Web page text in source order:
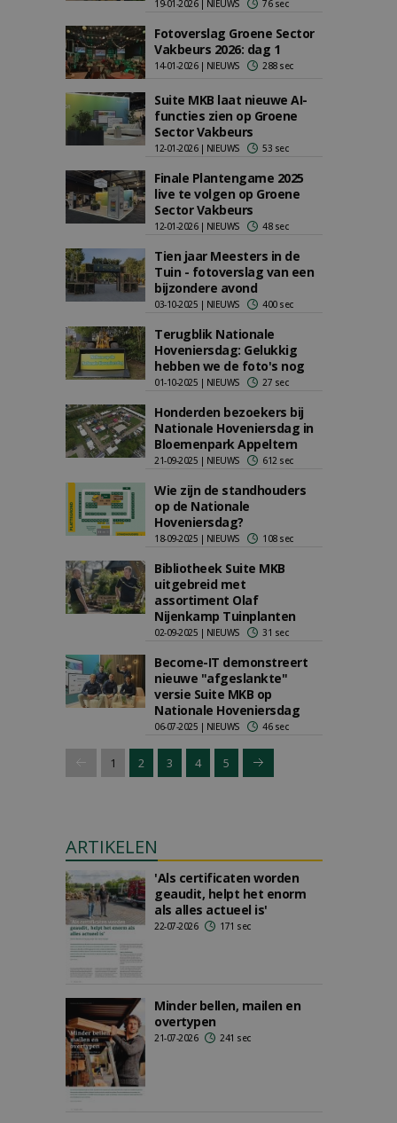
19-01-2026 | NIEUWS 76 sec
Fotoverslag Groene Sector
Vakbeurs 2026: dag 1
14-01-2026 | NIEUWS 288 sec
Suite MKB laat nieuwe AI-
functies zien op Groene
Sector Vakbeurs
12-01-2026 | NIEUWS 53 sec
Finale Plantengame 2025
live te volgen op Groene
Sector Vakbeurs
12-01-2026 | NIEUWS 48 sec
Tien jaar Meesters in de
Tuin - fotoverslag van een
bijzondere avond
03-10-2025 | NIEUWS 400 sec
Terugblik Nationale
Hoveniersdag: Gelukkig
hebben we de foto's nog
01-10-2025 | NIEUWS 27 sec
Honderden bezoekers bij
Nationale Hoveniersdag in
Bloemenpark Appeltern
21-09-2025 | NIEUWS 612 sec
Wie zijn de standhouders
op de Nationale
Hoveniersdag?
18-09-2025 | NIEUWS 108 sec
Bibliotheek Suite MKB
uitgebreid met
assortiment Olaf
Nijenkamp Tuinplanten
02-09-2025 | NIEUWS 31 sec
Become-IT demonstreert
nieuwe "afgeslankte"
versie Suite MKB op
Nationale Hoveniersdag
06-07-2025 | NIEUWS 46 sec
1 2 3 4 5
ARTIKELEN
'Als certificaten worden
geaudit, helpt het enorm
als alles actueel is'
22-07-2026 171 sec
Minder bellen, mailen en
overtypen
21-07-2026 241 sec